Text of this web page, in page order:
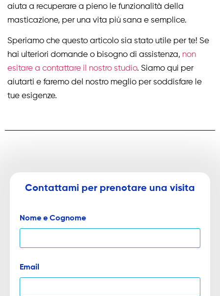
aiuta a recuperare a pieno le funzionalità della
masticazione, per una vita più sana e semplice.
Speriamo che questo articolo sia stato utile per te! Se
hai ulteriori domande o bisogno di assistenza, non
esitare a contattare il nostro studio. Siamo qui per
aiutarti e faremo del nostro meglio per soddisfare le
tue esigenze.
Contattami per prenotare una visita
Nome e Cognome
Email